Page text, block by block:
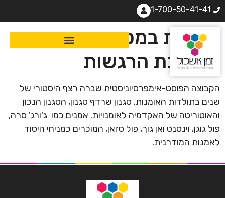
1-700-50-41-41
אמנות במפנה המאה:
מהפכת הרגשות
הקבוצה הפוסט-אימפרסיוניסטית שברה רצף היסטורי של
שנים בתולדות האומנות. סגנון שרדף סגנון, הסגנון הנכון
והאוטוריטה של האקדמיה לאומנויות. אמנים כמו ג'ורג' סרה,
פול גוגן, וינסנט ואן גוך, פול סזאן, המוכרים כמניחי היסוד
לאמנות המודרנית.